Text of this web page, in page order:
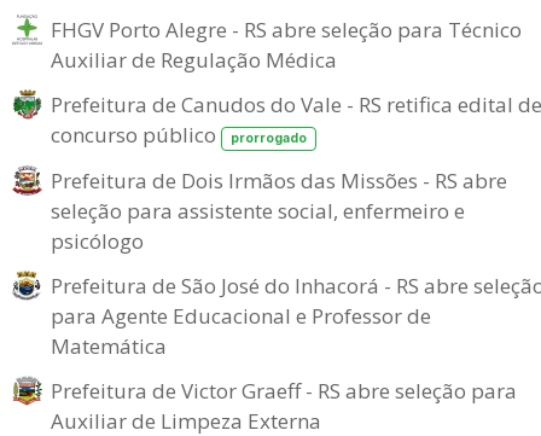
FHGV Porto Alegre - RS abre seleção para Técnico
Auxiliar de Regulação Médica
Prefeitura de Canudos do Vale - RS retifica edital de
concurso público
prorrogado
Prefeitura de Dois Irmãos das Missões - RS abre
seleção para assistente social, enfermeiro e
psicólogo
Prefeitura de São José do Inhacorá - RS abre
para Agente Educacional e Professor de
Matemática
Prefeitura de Victor Graeff - RS abre seleção para
Auxiliar de Limpeza Externa